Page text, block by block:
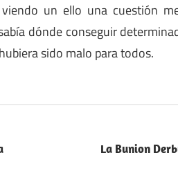
un ello una cuestión
dónde conseguir
sido malo para todos.
La Bunion